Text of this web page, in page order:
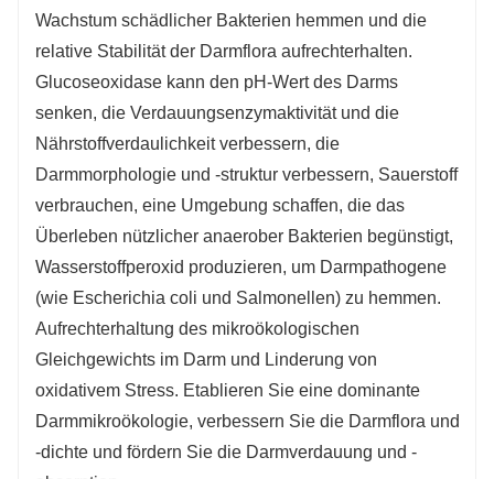
Wachstum schädlicher Bakterien hemmen und die
relative Stabilität der Darmflora aufrechterhalten.
Glucoseoxidase kann den pH-Wert des Darms
senken, die Verdauungsenzymaktivität und die
Nährstoffverdaulichkeit verbessern, die
Darmmorphologie und -struktur verbessern, Sauerstoff
verbrauchen, eine Umgebung schaffen, die das
Überleben nützlicher anaerober Bakterien begünstigt,
Wasserstoffperoxid produzieren, um Darmpathogene
(wie Escherichia coli und Salmonellen) zu hemmen.
Aufrechterhaltung des mikroökologischen
Gleichgewichts im Darm und Linderung von
oxidativem Stress. Etablieren Sie eine dominante
Darmmikroökologie, verbessern Sie die Darmflora und
-dichte und fördern Sie die Darmverdauung und -